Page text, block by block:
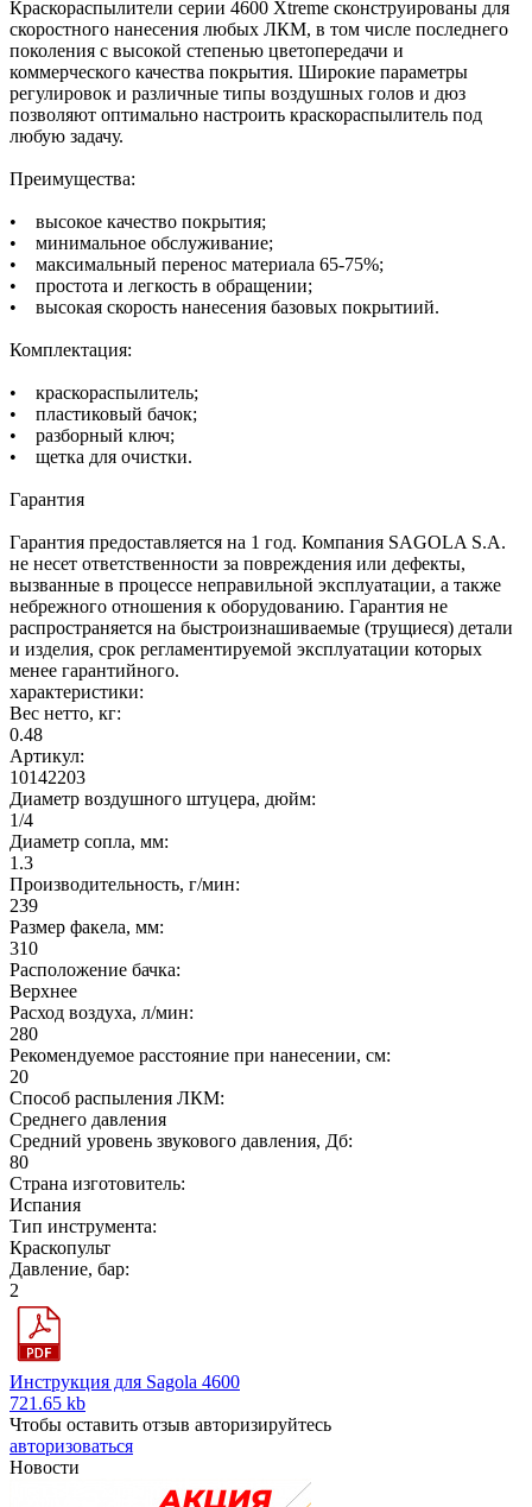
Краскораспылители серии 4600 Xtreme сконструированы для
скоростного нанесения любых ЛКМ, в том числе последнего
поколения с высокой степенью цветопередачи и
коммерческого качества покрытия. Широкие параметры
регулировок и различные типы воздушных голов и дюз
позволяют оптимально настроить краскораспылитель под
любую задачу.
Преимущества:
• высокое качество покрытия;
• минимальное обслуживание;
• максимальный перенос материала 65-75%;
• простота и легкость в обращении;
• высокая скорость нанесения базовых покрытиий.
Комплектация:
• краскораспылитель;
• пластиковый бачок;
• разборный ключ;
• щетка для очистки.
Гарантия
Гарантия предоставляется на 1 год. Компания SAGOLA S.A.
не несет ответственности за повреждения или дефекты,
вызванные в процессе неправильной эксплуатации, а также
небрежного отношения к оборудованию. Гарантия не
распространяется на быстроизнашиваемые (трущиеся) детали
и изделия, срок регламентируемой эксплуатации которых
менее гарантийного.
характеристики:
Вес нетто, кг:
0.48
Артикул:
10142203
Диаметр воздушного штуцера, дюйм:
1/4
Диаметр сопла, мм:
1.3
Производительность, г/мин:
239
Размер факела, мм:
310
Расположение бачка:
Верхнее
Расход воздуха, л/мин:
280
Рекомендуемое расстояние при нанесении, см:
20
Способ распыления ЛКМ:
Среднего давления
Средний уровень звукового давления, Дб:
80
Страна изготовитель:
Испания
Тип инструмента:
Краскопульт
Давление, бар:
2
Инструкция для Sagola 4600
721.65 kb
Чтобы оставить отзыв авторизируйтесь
авторизоваться
Новости